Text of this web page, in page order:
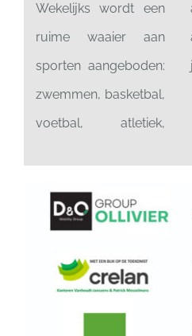
Wekelijks wordt een
ruime waaier aan
sporten aangeboden:
zwemmen, basketbal,
voetbal, atletiek,